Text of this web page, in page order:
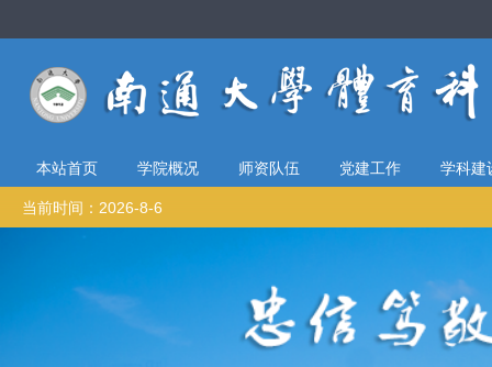
本站首页 学院概况 师资队伍 党建工作 学科建
当前时间：2026-8-6